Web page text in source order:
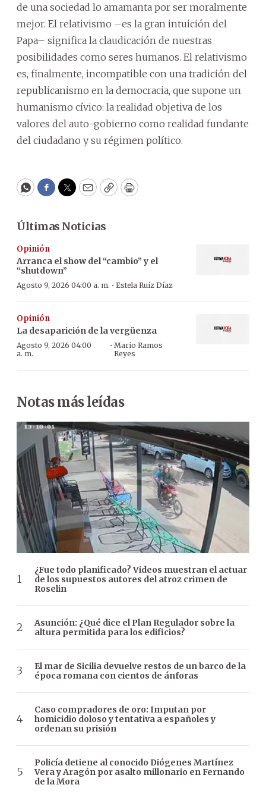
de una sociedad lo amamanta por ser moralmente
mejor. El relativismo –es la gran intuición del
Papa– significa la claudicación de nuestras
posibilidades como seres humanos. El relativismo
es, finalmente, incompatible con una tradición del
republicanismo en la democracia, que supone un
humanismo cívico: la realidad objetiva de los
valores del auto-gobierno como realidad fundante
del ciudadano y su régimen político.
WhatsApp
Facebook
Twitter
EmailCopyPrint
Últimas Noticias
Opinión
Arranca el show del “cambio” y el
“shutdown”
Agosto 9, 2026 04:00 a. m. · Estela Ruíz Díaz
Opinión
La desaparición de la vergüenza
Agosto 9, 2026 04:00
a. m.
· Mario Ramos
Reyes
Notas más leídas
¿Fue todo planificado? Videos muestran el actuar
de los supuestos autores del atroz crimen de
Roselin
Asunción: ¿Qué dice el Plan Regulador sobre la
altura permitida para los edificios?
El mar de Sicilia devuelve restos de un barco de la
época romana con cientos de ánforas
Caso compradores de oro: Imputan por
homicidio doloso y tentativa a españoles y
ordenan su prisión
Policía detiene al conocido Diógenes Martínez
Vera y Aragón por asalto millonario en Fernando
de la Mora